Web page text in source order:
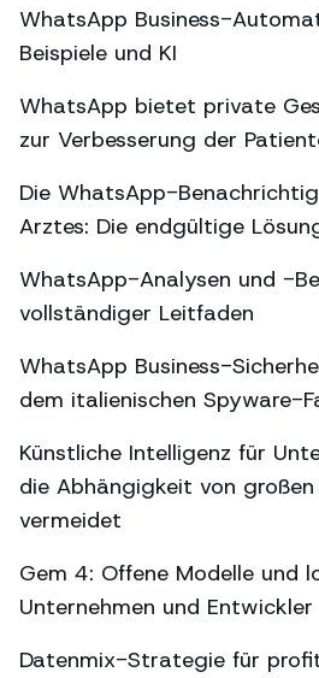
WhatsApp Business-
Beispiele und KI
WhatsApp bietet private
zur Verbesserung der
Die WhatsApp-
Arztes: Die endgültige
WhatsApp-Analysen und -
vollständiger Leitfaden
WhatsApp Business-
dem italienischen Spyware-
Künstliche Intelligenz für
die Abhängigkeit von großen
vermeidet
Gem 4: Offene Modelle und
Unternehmen und Entwickler
Datenmix-Strategie für